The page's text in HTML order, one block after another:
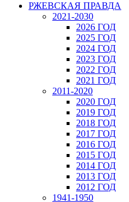
РЖЕВСКАЯ ПРАВДА
2021-2030
2026 ГОД
2025 ГОД
2024 ГОД
2023 ГОД
2022 ГОД
2021 ГОД
2011-2020
2020 ГОД
2019 ГОД
2018 ГОД
2017 ГОД
2016 ГОД
2015 ГОД
2014 ГОД
2013 ГОД
2012 ГОД
1941-1950